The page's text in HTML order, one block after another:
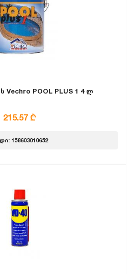
Vechro POOL PLUS 1 4 ლ
215.57 ₾
158603010652